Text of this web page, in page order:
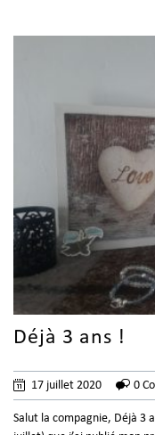
Déjà 3 ans !
17 juillet 2020 0
Salut la compagnie, Déjà 3